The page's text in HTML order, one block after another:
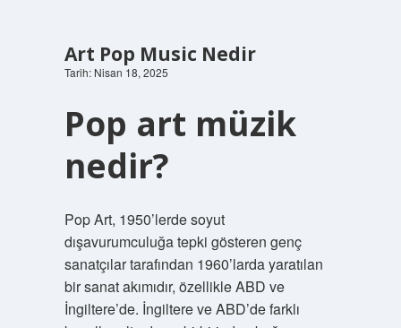
Art Pop Music Nedir
Tarih: Nisan 18, 2025
Pop art müzik
nedir?
Pop Art, 1950’lerde soyut
dışavurumculuğa tepki gösteren genç
sanatçılar tarafından 1960’larda yaratılan
bir sanat akımıdır, özellikle ABD ve
İngiltere’de. İngiltere ve ABD’de farklı